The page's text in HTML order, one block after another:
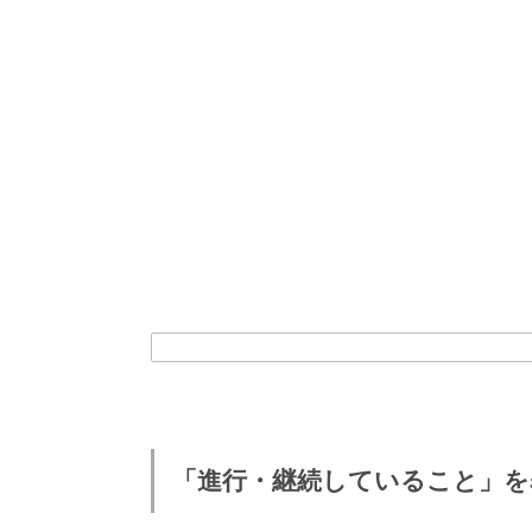
「進行・継続していること」